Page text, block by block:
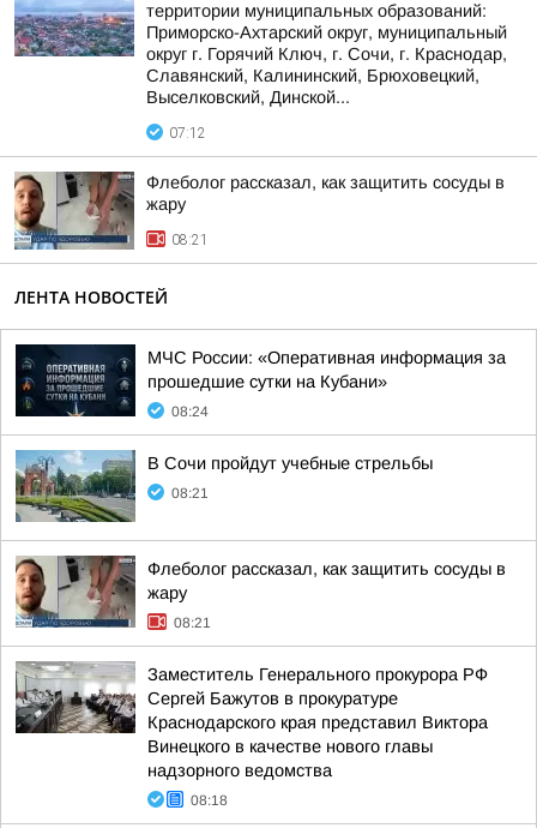
территории муниципальных образований:
Приморско-Ахтарский округ, муниципальный
округ г. Горячий Ключ, г. Сочи, г. Краснодар,
Славянский, Калининский, Брюховецкий,
Выселковский, Динской...
07:12
Флеболог рассказал, как защитить сосуды в
жару
08:21
ЛЕНТА НОВОСТЕЙ
МЧС России: «Оперативная информация за
прошедшие сутки на Кубани»
08:24
В Сочи пройдут учебные стрельбы
08:21
Флеболог рассказал, как защитить сосуды в
жару
08:21
Заместитель Генерального прокурора РФ
Сергей Бажутов в прокуратуре
Краснодарского края представил Виктора
Винецкого в качестве нового главы
надзорного ведомства
08:18